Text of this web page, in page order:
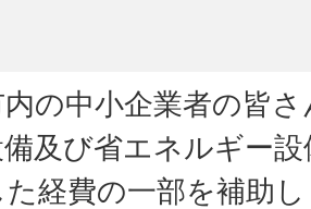
の中小企業者の皆
及び省エネルギー
経費の一部を補助